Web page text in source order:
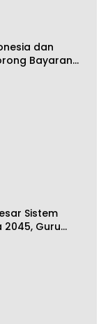
dan
Bayaran
Sistem
2045, Guru
100 Persen